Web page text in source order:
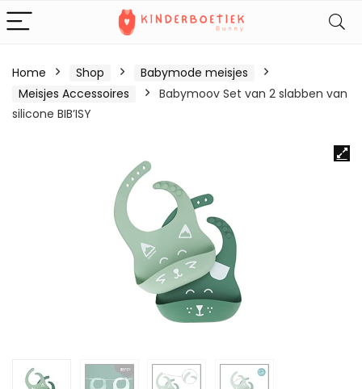
Home Shop
Babymode meisjes
Meisjes Accessoires
Babymoov Set van 2 slabben van
silicone BIB’ISY